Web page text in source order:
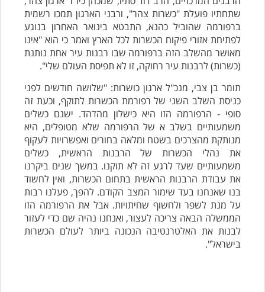
שתחתיו פועלת "כשרות צהר", ורבני הארגון תמכו רשמית
ברפורמה שהוביל כהנא, התבטא בינואר האחרון בנוגע
לפתיחת אזורי פיקוח הכשרות לכל הארץ ואמר כי הוא "אינו
מאושר מהשלב הזה ברפורמה שבו רבנות עיר אחת נותנת
(כשרות) לרבנות עיר רחוקה, זו לא תפיסת העולם שלי".
תומר בן צבי, מנכ"ל ארגון כושרות: "שלושה חודשים לפני
כניסת השלב השני של רפורמת הכשרות לתוקף, וכעת זה
סופי - הרפורמה הזו היא כישלון מהדהד. ישנם כשלים
משמעותיים בשלב א של הרפורמה שלא מטופלים, היא
מנותקת מהצרכים בשטח ומלאה בחורים ואפשרויות לעקוף
את נהלי הכשרות של הרבנות הראשית, כשלים
משמעותיים שעד לרגע זה לא תוקנו. במשך שנים ביקרנו
את עבודת הרבנות הראשית בתחום הכשרות, ואין לחשוד
בנו שאנחנו בעד שימור המצב הקודם. להפך, פעלנו רבות
על מנת לשפר ולחשוף שחיתויות. אבל את הרפורמה הזו
הממשלה הבאה צריכה לעצור, ואנחנו נהיה שם כדי לעזור
לבנות את האלטרנטיבה הנכונה ביותר לעולם הכשרות
בישראל".